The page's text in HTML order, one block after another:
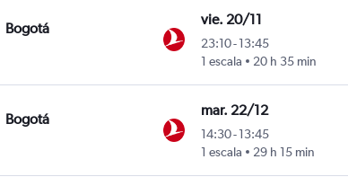
Bogotá
vie. 20/11
23:10-13:45
1 escala
20 h 35 min
Bogotá
mar. 22/12
14:30-13:45
1 escala
29 h 15 min